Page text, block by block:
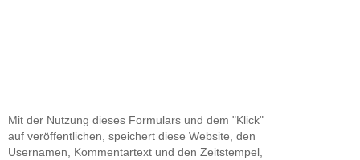
Mit der Nutzung dieses Formulars und dem "Klick"
auf veröffentlichen, speichert diese Website, den
Usernamen, Kommentartext und den Zeitstempel,